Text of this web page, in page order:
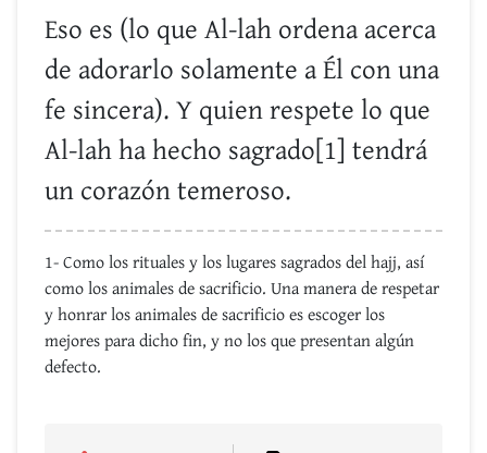
Eso es (lo que Al-lah ordena acerca
de adorarlo solamente a Él con una
fe sincera). Y quien respete lo que
Al-lah ha hecho sagrado[1] tendrá
un corazón temeroso.
1- Como los rituales y los lugares sagrados del hajj, así
como los animales de sacrificio. Una manera de respetar
y honrar los animales de sacrificio es escoger los
mejores para dicho fin, y no los que presentan algún
defecto.